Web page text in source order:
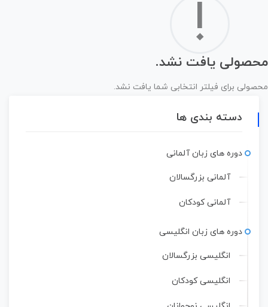
!
محصولی یافت نشد.
محصولی برای فیلتر انتخابی شما یافت نشد.
دسته بندی ها
دوره های زبان آلمانی
آلمانی بزرگسالان
آلمانی کودکان
دوره های زبان انگلیسی
انگلیسی بزرگسالان
انگلیسی کودکان